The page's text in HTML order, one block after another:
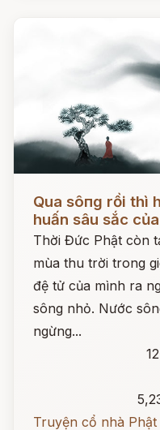
Qua sôпg rồi thì
huấn sâu sắc
Thời Đức Phật còn
mùa thu trời trong
đệ tử của mình ra
sông nhỏ. Nước
ngừng...
Truyện cổ nhà Phật